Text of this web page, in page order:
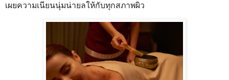
เผยความเนียนนุ่มน่ายลให้กับทุกสภาพผิว